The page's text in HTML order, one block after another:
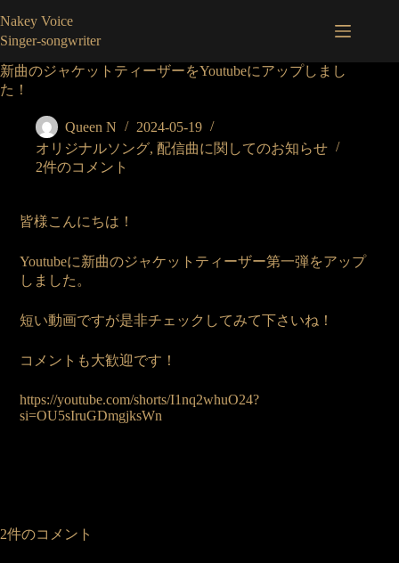
ン
テ
ン
ツ
へ
Nakey Voice
Singer-songwriter
新曲のジャケットティーザーをYoutubeにアップしまし
た！
Queen N
2024-05-19
オリジナルソング, 配信曲に関してのお知らせ
2件のコメント
皆様こんにちは！
Youtubeに新曲のジャケットティーザー第一弾をアップ
しました。
短い動画ですが是非チェックしてみて下さいね！
コメントも大歓迎です！
https://youtube.com/shorts/I1nq2whuO24?
si=OU5sIruGDmgjksWn
2件のコメント